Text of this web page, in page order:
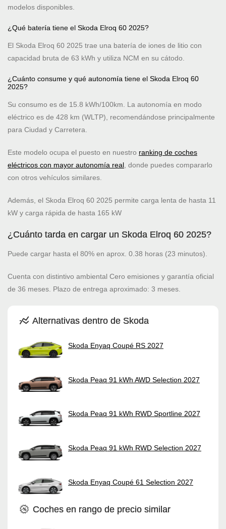
modelos disponibles.
¿Qué batería tiene el Skoda Elroq 60 2025?
El Skoda Elroq 60 2025 trae una batería de iones de litio con
capacidad bruta de 63 kWh y utiliza NCM en su cátodo.
¿Cuánto consume y qué autonomía tiene el Skoda Elroq 60
2025?
Su consumo es de 15.8 kWh/100km. La autonomía en modo
eléctrico es de 428 km (WLTP), recomendándose principalmente
para Ciudad y Carretera.
Este modelo ocupa el puesto en nuestro ranking de coches
eléctricos con mayor autonomía real , donde puedes compararlo
con otros vehículos similares.
Además, el Skoda Elroq 60 2025 permite carga lenta de hasta 11
kW y carga rápida de hasta 165 kW
¿Cuánto tarda en cargar un Skoda Elroq 60 2025?
Puede cargar hasta el 80% en aprox. 0.38 horas (23 minutos).
Cuenta con distintivo ambiental Cero emisiones y garantía oficial
de 36 meses. Plazo de entrega aproximado: 3 meses.
Alternativas dentro de Skoda
Skoda Enyaq Coupé RS 2027
Skoda Peaq 91 kWh AWD Selection 2027
Skoda Peaq 91 kWh RWD Sportline 2027
Skoda Peaq 91 kWh RWD Selection 2027
Skoda Enyaq Coupé 61 Selection 2027
Coches en rango de precio similar